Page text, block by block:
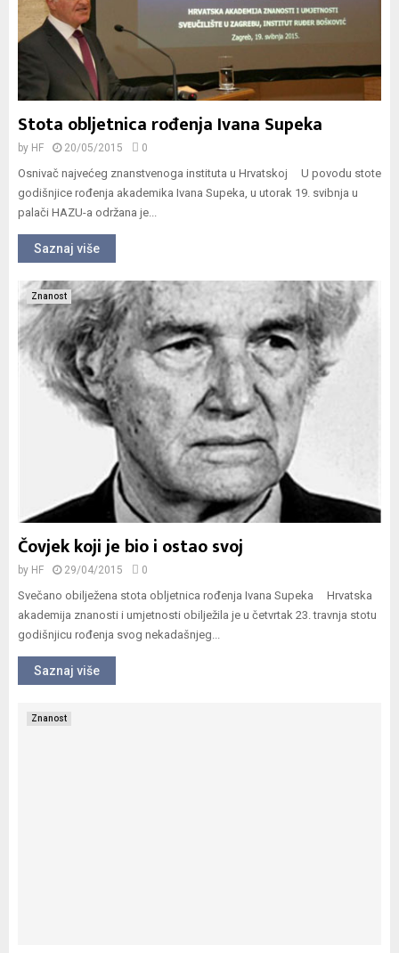
Stota obljetnica rođenja Ivana Supeka
by HF 20/05/2015 0
Osnivač najvećeg znanstvenoga instituta u Hrvatskoj U povodu stote
godišnjice rođenja akademika Ivana Supeka, u utorak 19. svibnja u
palači HAZU-a održana je...
Saznaj više
Znanost
Čovjek koji je bio i ostao svoj
by HF 29/04/2015 0
Svečano obilježena stota obljetnica rođenja Ivana Supeka Hrvatska
akademija znanosti i umjetnosti obilježila je u četvrtak 23. travnja stotu
godišnjicu rođenja svog nekadašnjeg...
Saznaj više
Znanost